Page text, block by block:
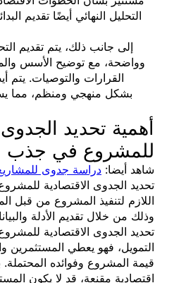
التحليل النهائي أيضًا تقديم
إلى جانب ذلك، يتم تقديم
وواضحة، مع توضيح الأسس
القرارات والتوصيات. يتم
بشكل منهجي ومنظم، مما
أهمية تحديد الجدوى
للمشروع في جذب
شاهد أيضا: دراسة جدوى
تحديد الجدوى الاقتصادية
اللازم لتنفيذ المشروع من قبل
وذلك من خلال تقديم الأدلة
تحديد الجدوى الاقتصادية
التمويل، فهو يعطي
قيمة المشروع وفوائده
اقتصادية مقنعة، قد لا يكون